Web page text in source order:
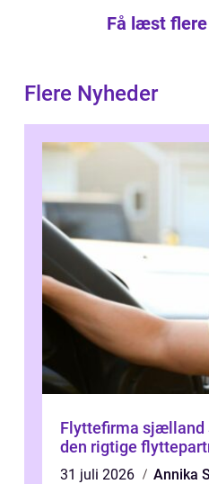
Få læst
Flere Nyheder
Flyttefirma sjælland sådan vælger du
den rigtige
31 juli 2026
Annika